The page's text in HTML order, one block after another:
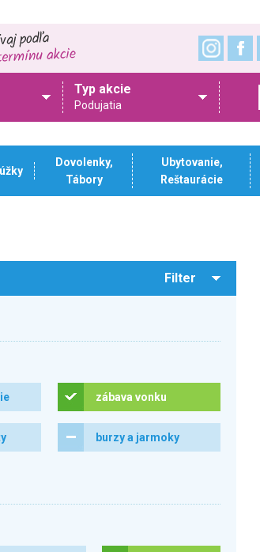
Typ akcie
Podujatia
Dovolenky,
Tábory
Ubytovanie,
Reštaurácie
Filter
zábava vonku
burzy a jarmoky